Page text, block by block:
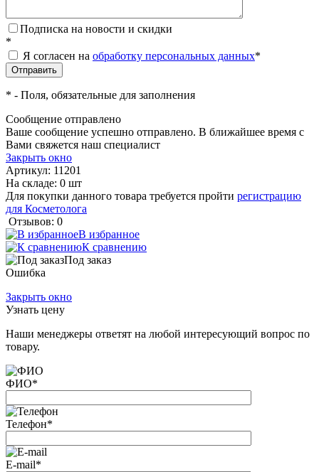
Подписка на новости и скидки
*
Я согласен на обработку персональных данных*
* - Поля, обязательные для заполнения
Сообщение отправлено
Ваше сообщение успешно отправлено. В ближайшее время с
Вами свяжется наш специалист
Закрыть окно
Артикул: 11201
На складе: 0 шт
Для покупки данного товара требуется пройти регистрацию
для Косметолога
Отзывов: 0
В избранное
К сравнению
Под заказ
Ошибка
Закрыть окно
Узнать цену
Наши менеджеры ответят на любой интересующий вопрос по
товару.
ФИО*
Телефон*
E-mail*